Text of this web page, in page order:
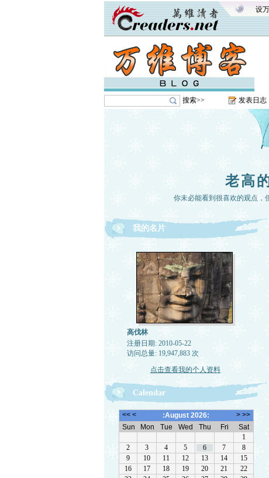
设
搜索>> 发表日志
老高
你未必能看到很喜欢的观点，
我的名片
高伐林
注册日期: 2010-05-22
访问总量: 19,947,883 次
点击查看我的个人资料
Calendar